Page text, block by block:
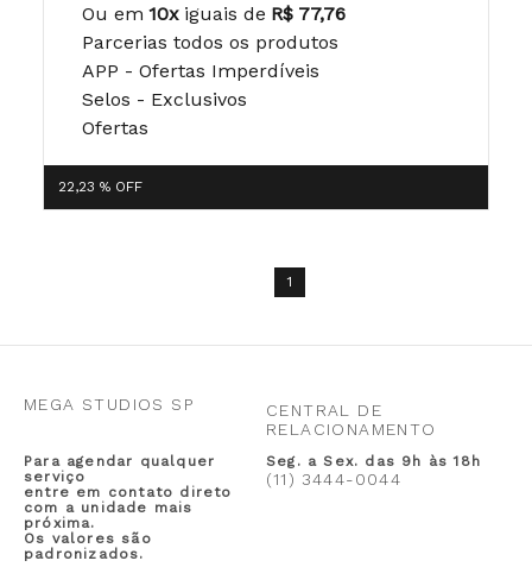
Ou em 10x iguais de R$ 77,76
Parcerias todos os produtos
APP - Ofertas Imperdíveis
Selos - Exclusivos
Ofertas
22,23 % OFF
1
MEGA STUDIOS SP
CENTRAL DE
RELACIONAMENTO
Para agendar qualquer
serviço
entre em contato direto
com a unidade mais
próxima.
Os valores são
padronizados.
Seg. a Sex. das 9h às 18h
(11) 3444-0044